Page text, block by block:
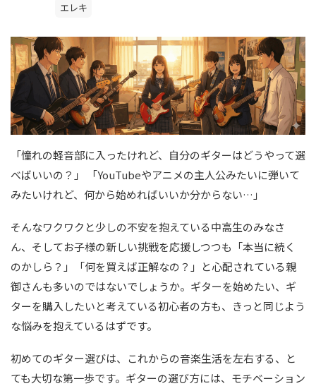
エレキ
「憧れの軽音部に入ったけれど、自分のギターはどうやって選
べばいいの？」 「YouTubeやアニメの主人公みたいに弾いて
みたいけれど、何から始めればいいか分からない…」
そんなワクワクと少しの不安を抱えている中高生のみなさ
ん、そしてお子様の新しい挑戦を応援しつつも「本当に続く
のかしら？」「何を買えば正解なの？」と心配されている親
御さんも多いのではないでしょうか。ギターを始めたい、ギ
ターを購入したいと考えている初心者の方も、きっと同じよう
な悩みを抱えているはずです。
初めてのギター選びは、これからの音楽生活を左右する、と
ても大切な第一歩です。ギターの選び方には、モチベーション